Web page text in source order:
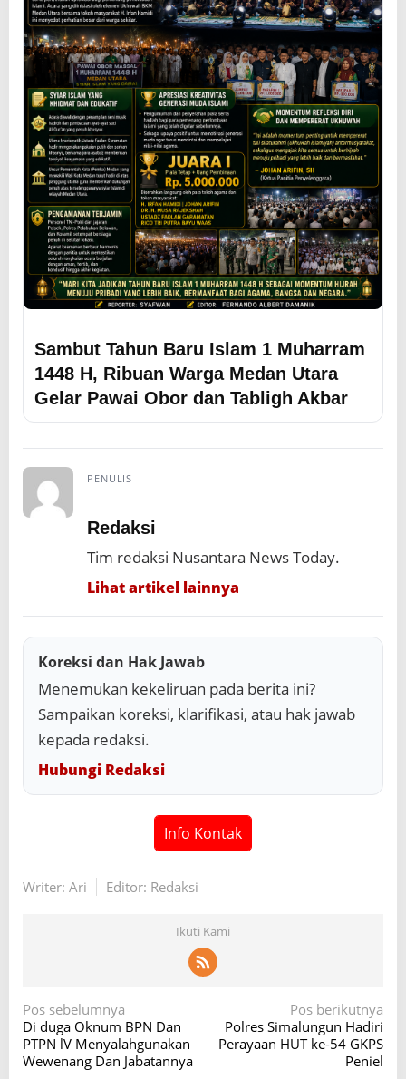
Sambut Tahun Baru Islam 1 Muharram
1448 H, Ribuan Warga Medan Utara
Gelar Pawai Obor dan Tabligh Akbar
PENULIS
Redaksi
Tim redaksi Nusantara News Today.
Lihat artikel lainnya
Koreksi dan Hak Jawab
Menemukan kekeliruan pada berita ini?
Sampaikan koreksi, klarifikasi, atau hak jawab
kepada redaksi.
Hubungi Redaksi
Info Kontak
Writer: Ari Editor: Redaksi
Ikuti Kami
N
a
v
Pos sebelumnya
Di duga Oknum BPN Dan
PTPN lV Menyalahgunakan
Wewenang Dan Jabatannya
Pos berikutnya
Polres Simalungun Hadiri
Perayaan HUT ke-54 GKPS
Peniel